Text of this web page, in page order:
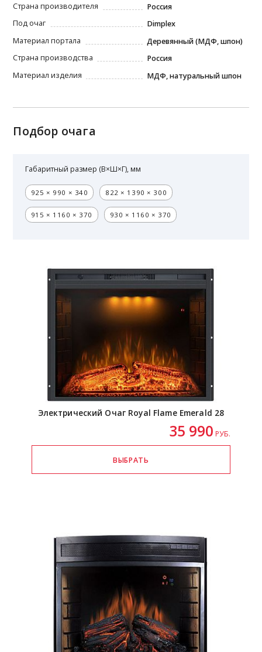
Страна производителя
Россия
Под очаг
Dimplex
Материал портала
Деревянный (МДФ, шпон)
Страна производства
Россия
Материал изделия
МДФ, натуральный шпон
Подбор очага
Габаритный размер (В×Ш×Г), мм
925 × 990 × 340 822 × 1390 × 300
915 × 1160 × 370 930 × 1160 × 370
Электрический Очаг Royal Flame Emerald 28
35 990 РУБ.